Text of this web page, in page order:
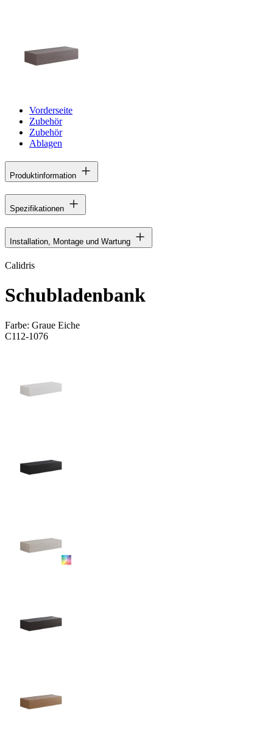
Vorderseite
Zubehör
Zubehör
Ablagen
Produktinformation
Spezifikationen
Installation, Montage und Wartung
Calidris
Schubladenbank
Farbe: Graue Eiche
C112-1076